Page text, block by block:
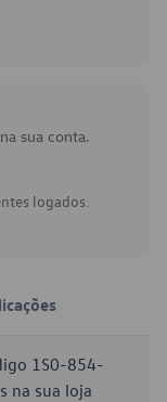
sua conta.
logados.
1S0-854-
na sua loja